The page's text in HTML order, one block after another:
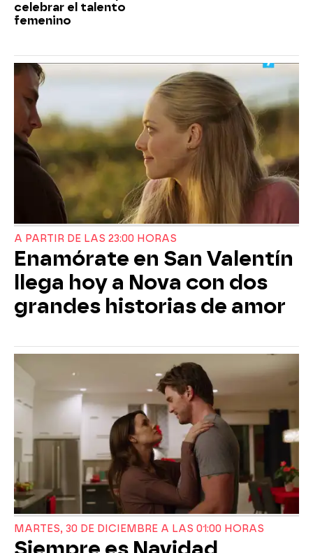
celebrar el talento
femenino
A PARTIR DE LAS 23:00 HORAS
Enamórate en San Valentín
llega hoy a Nova con dos
grandes historias de amor
MARTES, 30 DE DICIEMBRE A LAS 01:00 HORAS